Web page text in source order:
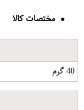
مختصات کالا
40 گرم